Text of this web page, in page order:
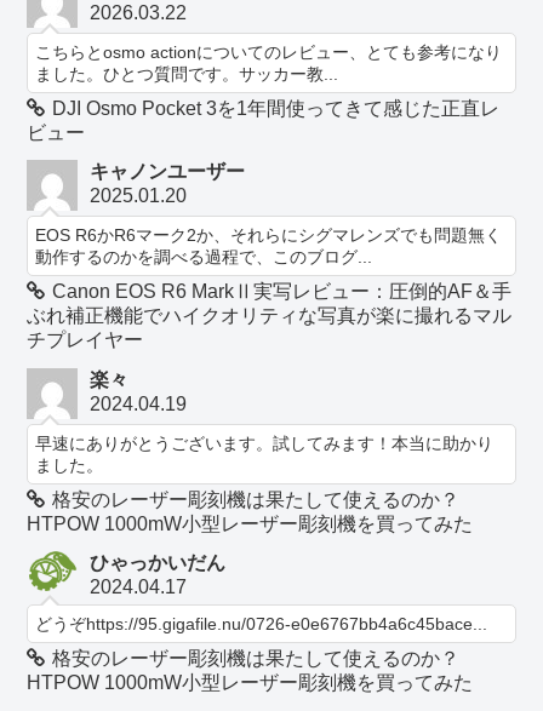
2026.03.22
こちらとosmo actionについてのレビュー、とても参考になり
ました。ひとつ質問です。サッカー教...
DJI Osmo Pocket 3を1年間使ってきて感じた正直レ
ビュー
キャノンユーザー
2025.01.20
EOS R6かR6マーク2か、それらにシグマレンズでも問題無く
動作するのかを調べる過程で、このブログ...
Canon EOS R6 MarkⅡ実写レビュー：圧倒的AF＆手
ぶれ補正機能でハイクオリティな写真が楽に撮れるマル
チプレイヤー
楽々
2024.04.19
早速にありがとうございます。試してみます！本当に助かり
ました。
格安のレーザー彫刻機は果たして使えるのか？
HTPOW 1000mW小型レーザー彫刻機を買ってみた
ひゃっかいだん
2024.04.17
どうぞhttps://95.gigafile.nu/0726-e0e6767bb4a6c45bace...
格安のレーザー彫刻機は果たして使えるのか？
HTPOW 1000mW小型レーザー彫刻機を買ってみた